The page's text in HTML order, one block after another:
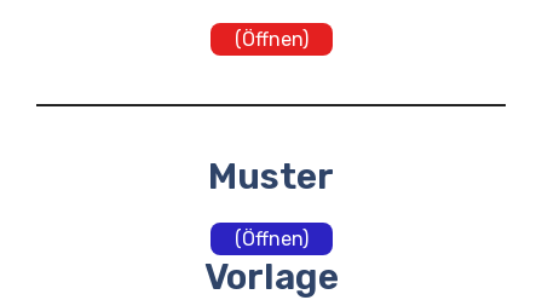
(Öffnen)
Muster
(Öffnen)
Vorlage